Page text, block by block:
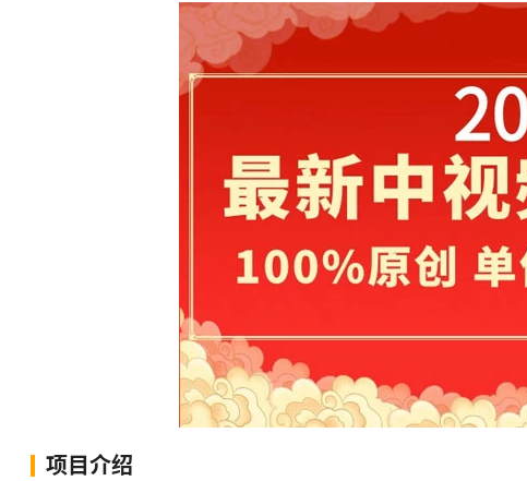
项目介绍